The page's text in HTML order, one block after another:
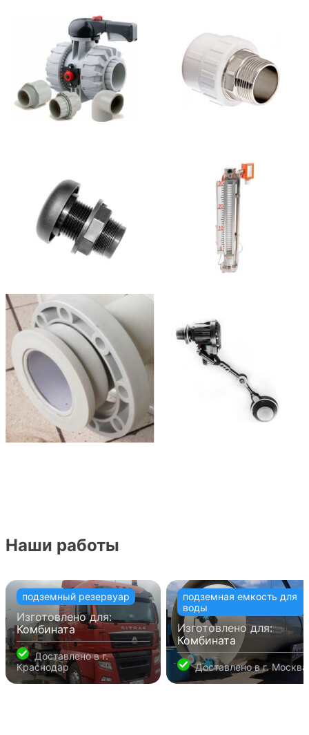
Наши работы
подземный резервуар
Изготовлено для:
Комбината
Доставлено вг.
Краснодар
подземная емкость для
воды
Изготовлено для:
Комбината
Доставлено вг. Москва